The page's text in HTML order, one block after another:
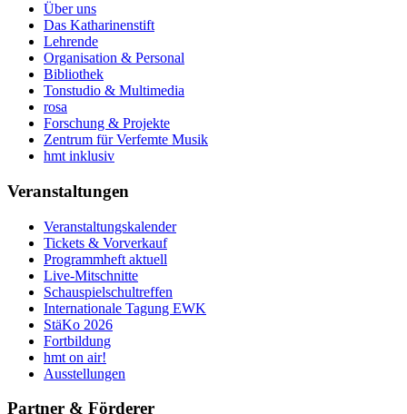
Über uns
Das Katharinenstift
Lehrende
Organisation & Personal
Bibliothek
Tonstudio & Multimedia
rosa
Forschung & Projekte
Zentrum für Verfemte Musik
hmt inklusiv
Veranstaltungen
Veranstaltungskalender
Tickets & Vorverkauf
Programmheft aktuell
Live-Mitschnitte
Schauspielschultreffen
Internationale Tagung EWK
StäKo 2026
Fortbildung
hmt on air!
Ausstellungen
Partner & Förderer